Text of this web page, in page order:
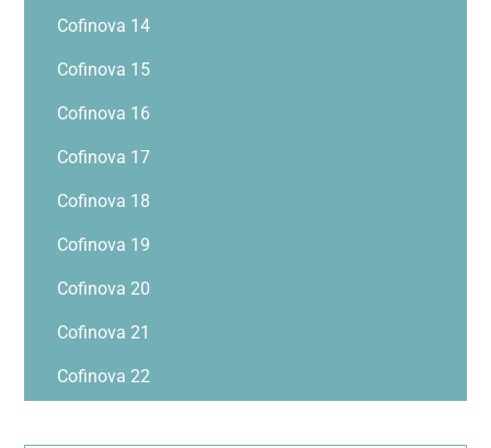
Cofinova 14
Cofinova 15
Cofinova 16
Cofinova 17
Cofinova 18
Cofinova 19
Cofinova 20
Cofinova 21
Cofinova 22